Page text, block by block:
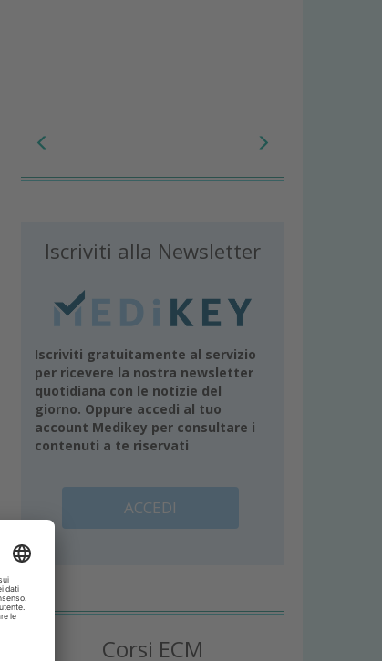
Iscriviti alla Newsletter
Iscriviti gratuitamente al servizio
per ricevere la nostra newsletter
quotidiana con le notizie del
giorno. Oppure accedi al tuo
account Medikey per consultare i
contenuti a te riservati
ACCEDI
Corsi ECM